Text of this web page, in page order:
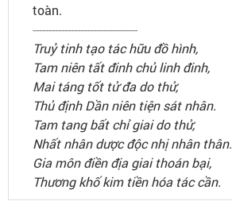
toàn.
---------------------------------
Truỷ tinh tạo tác hữu đồ hình,
Tam niên tất đinh chủ linh đinh,
Mai táng tốt tử đa do thử,
Thủ định Dần niên tiện sát nhân.
Tam tang bất chỉ giai do thử,
Nhất nhân dược độc nhị nhân thân.
Gia môn điền địa giai thoán bại,
Thương khố kim tiền hóa tác cần.